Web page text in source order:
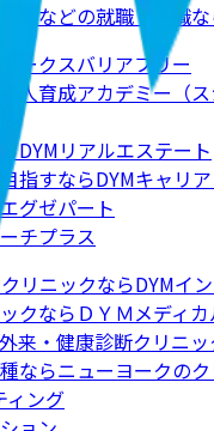
験などの就職・転職
ークスバリアフリー
人育成アカデミー（ス
DYMリアルエステート
すならDYMキャリア
グゼパート
チプラス
リニックならDYMイ
クならＤＹＭメディ
来・健康診断クリニ
ならニューヨークの
ィング